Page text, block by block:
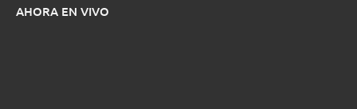
AHORA EN VIVO